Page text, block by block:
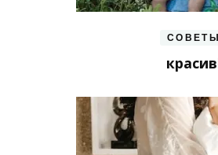
СОВЕТЫ